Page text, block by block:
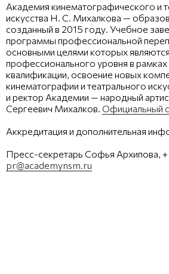
Академия кинематографического и
искусства Н. С. Михалкова —
созданный в 2015 году. Учебное
программы профессиональной
основными целями которых
профессионального уровня в
квалификации, освоение новых
кинематографии и театрального
и ректор Академии — народный
Сергеевич Михалков. Официальный
Аккредитация и дополнительная
Пресс-секретарь Софья Архипова,
pr@academynsm.ru